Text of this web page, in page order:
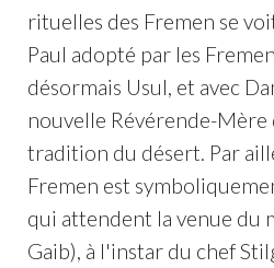
rituelles des Fremen se
Paul adopté par les
désormais Usul, et avec
nouvelle Révérende-Mère
tradition du désert. Par
Fremen est
qui attendent la venue du
Gaib), à l'instar du chef